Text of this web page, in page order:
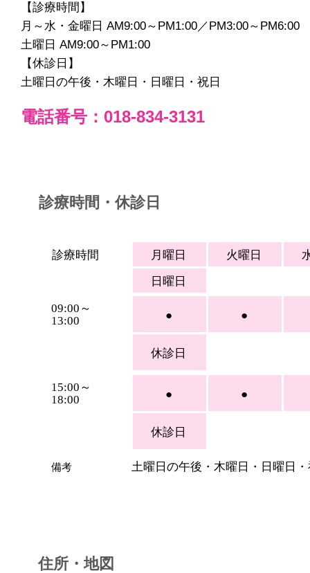
【診療時間】
月～水・金曜日 AM9:00～PM1:00／PM3:00～PM6:00
土曜日 AM9:00～PM1:00
【休診日】
土曜日の午後・木曜日・日曜日・祝日
電話番号：018-834-3131
診療時間・休診日
診療時間 月曜日 火曜日
日曜日
09:00～
13:00
● ●
休診日
15:00～
18:00
● ●
休診日
​備考 土曜日の午後・木曜日・日曜日
住所・地図